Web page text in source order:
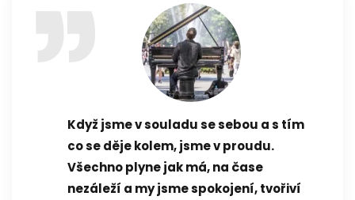
Když jsme v souladu se sebou a s tím
co se děje kolem, jsme v proudu.
Všechno plyne jak má, na čase
nezáleží a my jsme spokojení, tvořiví